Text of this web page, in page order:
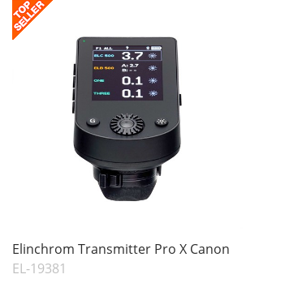
Elinchrom Transmitter Pro X Canon
EL-19381